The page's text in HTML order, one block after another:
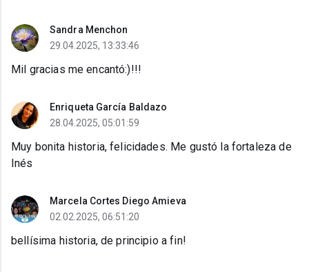
Sandra Menchon
29.04.2025, 13:33:46
Mil gracias me encantó:)!!!
Enriqueta García Baldazo
28.04.2025, 05:01:59
Muy bonita historia, felicidades. Me gustó la fortaleza de
Inés
Marcela Cortes Diego Amieva
02.02.2025, 06:51:20
bellísima historia, de principio a fin!